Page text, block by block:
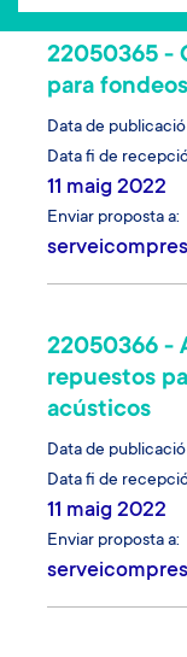
22050365 -
para
Data de
Data fi de
11 maig 2022
Enviar proposta a
22050366 -
repuestos
acústicos
Data de
Data fi de
11 maig 2022
Enviar proposta a